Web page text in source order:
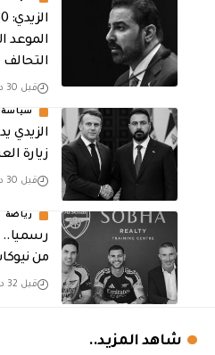
الموعد
قبل 30 دقيقة
سياسة
الزيدي
زيارة
قبل 30 دقيقة
رياضة
من
قبل 32 دقيقة
شاهد المزيد..